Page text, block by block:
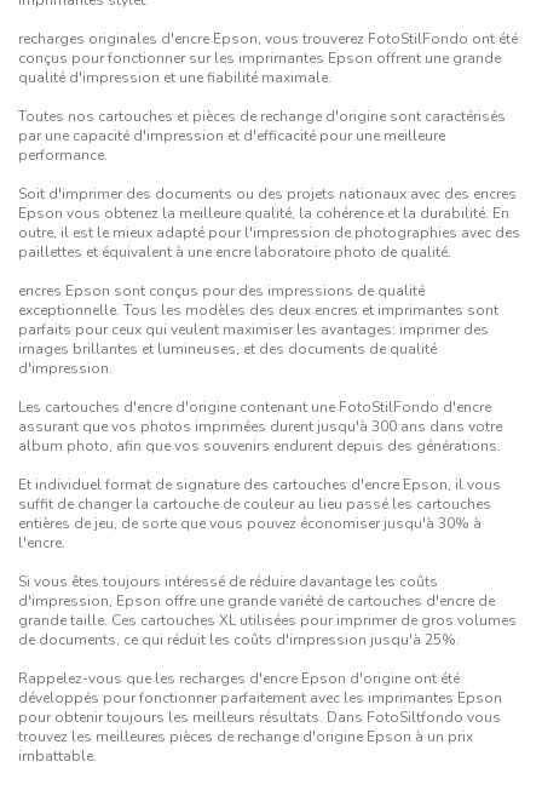
recharges originales d'encre Epson, vous trouverez FotoStilFondo ont été
conçus pour fonctionner sur les imprimantes Epson offrent une grande
qualité d'impression et une fiabilité maximale.
Toutes nos cartouches et pièces de rechange d'origine sont caractérisés
par une capacité d'impression et d'efficacité pour une meilleure
performance.
Soit d'imprimer des documents ou des projets nationaux avec des encres
Epson vous obtenez la meilleure qualité, la cohérence et la durabilité. En
outre, il est le mieux adapté pour l'impression de photographies avec des
paillettes et équivalent à une encre laboratoire photo de qualité.
encres Epson sont conçus pour des impressions de qualité
exceptionnelle. Tous les modèles des deux encres et imprimantes sont
parfaits pour ceux qui veulent maximiser les avantages: imprimer des
images brillantes et lumineuses, et des documents de qualité
d'impression.
Les cartouches d'encre d'origine contenant une FotoStilFondo d'encre
assurant que vos photos imprimées durent jusqu'à 300 ans dans votre
album photo, afin que vos souvenirs endurent depuis des générations.
Et individuel format de signature des cartouches d'encre Epson, il vous
suffit de changer la cartouche de couleur au lieu passé les cartouches
entières de jeu, de sorte que vous pouvez économiser jusqu'à 30% à
l'encre.
Si vous êtes toujours intéressé de réduire davantage les coûts
d'impression, Epson offre une grande variété de cartouches d'encre de
grande taille. Ces cartouches XL utilisées pour imprimer de gros volumes
de documents, ce qui réduit les coûts d'impression jusqu'à 25%.
Rappelez-vous que les recharges d'encre Epson d'origine ont été
développés pour fonctionner parfaitement avec les imprimantes Epson
pour obtenir toujours les meilleurs résultats. Dans FotoSiltfondo vous
trouvez les meilleures pièces de rechange d'origine Epson à un prix
imbattable.